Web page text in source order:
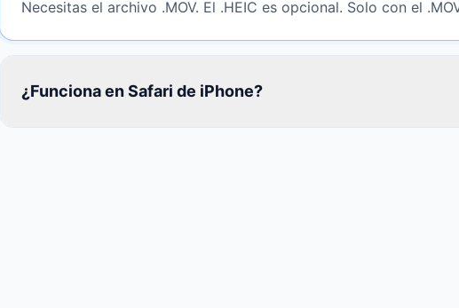
Necesitas el archivo .MOV. El .HEIC es opcional. Solo con el
¿Funciona en Safari de iPhone?